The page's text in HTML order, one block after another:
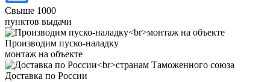
Свыше 1000
пунктов выдачи
Производим пуско-наладку
монтаж на объекте
Доставка по России